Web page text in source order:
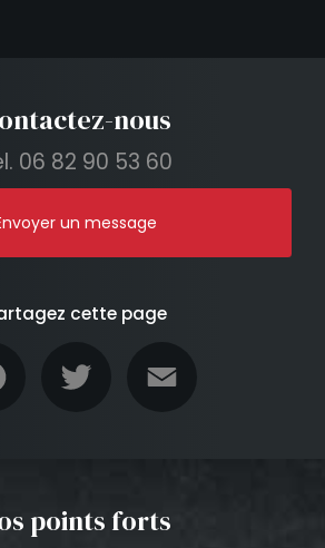
nous
06 82 90 53 60
un message
cette page
points forts